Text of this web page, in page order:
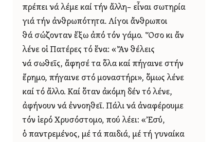
πρέπει νά λέμε καί τήν ἄλλη– εἶναι σωτηρία
γιά τήν ἀνθρωπότητα. Λίγοι ἄνθρωποι
θά σώζονταν ἔξω ἀπό τόν γάμο. Ὅσο κι ἄν
λένε οἱ Πατέρες τό ἕνα: «Ἄν θέλεις
νά σωθεῖς, ἄφησέ τα ὅλα καί πήγαινε στήν
ἔρημο, πήγαινε στό μοναστήρι», ὅμως λένε
καί τό ἄλλο. Καί ὅταν ἀκόμη δέν τό λένε,
ἀφήνουν νά ἐννοηθεῖ. Πάλι νά ἀναφέρουμε
τόν ἱερό Χρυσόστομο, πού λέει: «Ἐσύ,
ὁ παντρεμένος, μέ τά παιδιά, μέ τή γυναίκα